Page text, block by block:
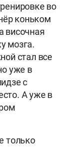
во
коньком
височная
мозга.
стал все
уже в
с
А уже в
только